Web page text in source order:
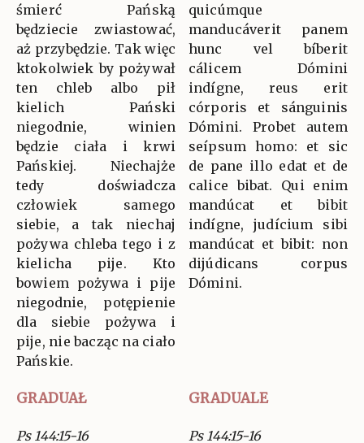
śmierć Pańską
będziecie zwiastować,
aż przybędzie. Tak więc
ktokolwiek by pożywał
ten chleb albo pił
kielich Pański
niegodnie, winien
będzie ciała i krwi
Pańskiej. Niechajże
tedy doświadcza
człowiek samego
siebie, a tak niechaj
pożywa chleba tego i z
kielicha pije. Kto
bowiem pożywa i pije
niegodnie, potępienie
dla siebie pożywa i
pije, nie bacząc na ciało
Pańskie.
quicúmque
manducáverit panem
hunc vel bíberit
cálicem Dómini
indígne, reus erit
córporis et sánguinis
Dómini. Probet autem
seípsum homo: et sic
de pane illo edat et de
calice bibat. Qui enim
mandúcat et bibit
indígne, judícium sibi
mandúcat et bibit: non
dijúdicans corpus
Dómini.
GRADUAŁ GRADUALE
Ps 144:15-16 Ps 144:15-16